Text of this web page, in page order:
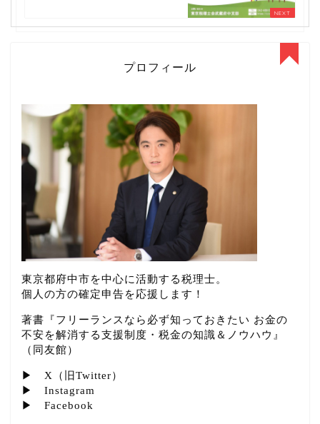
プロフィール
東京都府中市を中心に活動する税理士。
個人の方の確定申告を応援します！
著書『フリーランスなら必ず知っておきたい お金の
不安を解消する支援制度・税金の知識＆ノウハウ』
（同友館）
▶ X（旧Twitter）
▶ Instagram
▶ Facebook